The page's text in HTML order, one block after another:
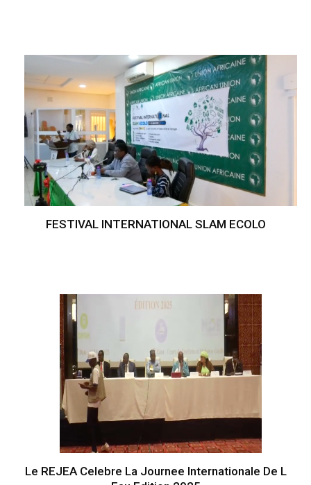
FESTIVAL INTERNATIONAL SLAM ECOLO
Le REJEA Celebre La Journee Internationale De L